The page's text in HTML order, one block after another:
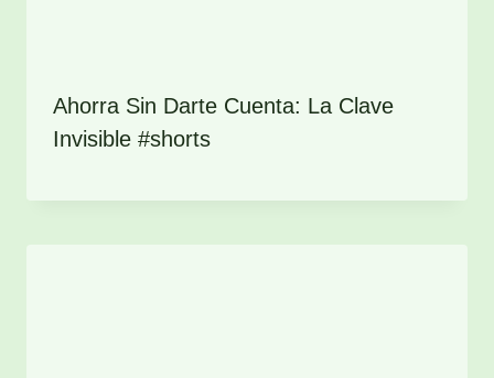
Ahorra Sin Darte Cuenta: La Clave
Invisible #shorts